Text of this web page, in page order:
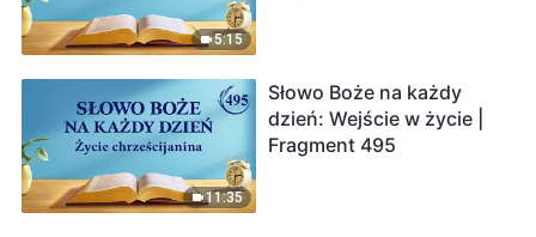
5:15
11:35
Słowo Boże na każdy
dzień: Wejście w życie |
Fragment 495